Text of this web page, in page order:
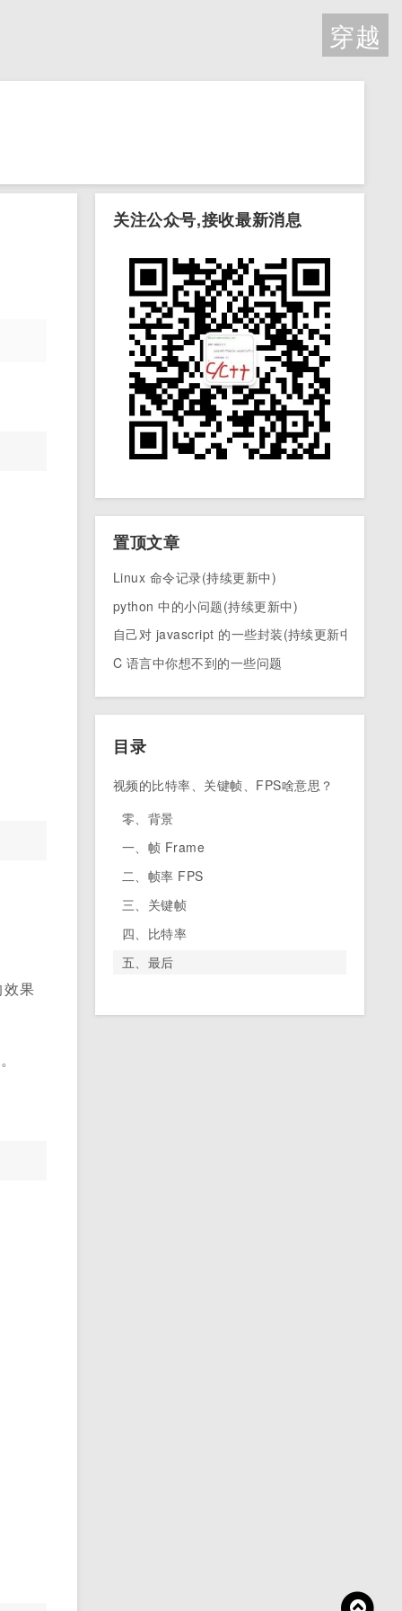
果
关注公众号,接收最新消息
置顶文章
Linux 命令记录(持续更新中)
python 中的小问题(持续更新中)
自己对 javascript 的一些封装(持续更新中)
C 语言中你想不到的一些问题
目录
视频的比特率、关键帧、FPS啥意思？
零、背景
一、帧 Frame
二、帧率 FPS
三、关键帧
四、比特率
五、最后
穿越